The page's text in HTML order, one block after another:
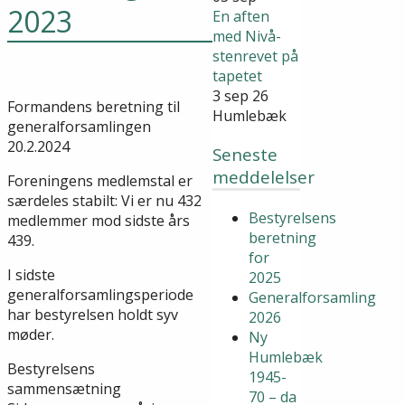
En aften
med Nivå-
stenrevet på
tapetet
3 sep 26
Humlebæk
Seneste
meddelelser
Bestyrelsens
beretning
for
2025
Generalforsamling
2026
Ny
Humlebæk
1945-
70 – da
2023
Formandens beretning til
generalforsamlingen
20.2.2024
Foreningens medlemstal er
særdeles stabilt: Vi er nu 432
medlemmer mod sidste års
439.
I sidste
generalforsamlingsperiode
har bestyrelsen holdt syv
møder.
Bestyrelsens
sammensætning